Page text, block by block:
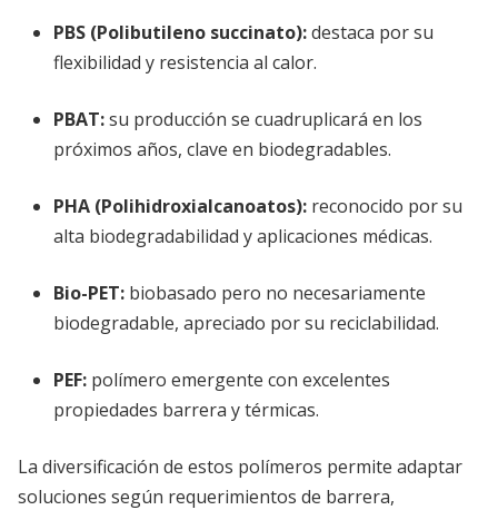
PBS (Polibutileno succinato):destaca por su
flexibilidad y resistencia al calor.
PBAT:su producción se cuadruplicará en los
próximos años, clave en biodegradables.
PHA (Polihidroxialcanoatos): reconocido por su
alta biodegradabilidad y aplicaciones médicas.
Bio-PET: biobasado pero no necesariamente
biodegradable, apreciado por su reciclabilidad.
PEF: polímero emergente con excelentes
propiedades barrera y térmicas.
La diversificación de estos polímeros permite adaptar
soluciones según requerimientos de barrera,